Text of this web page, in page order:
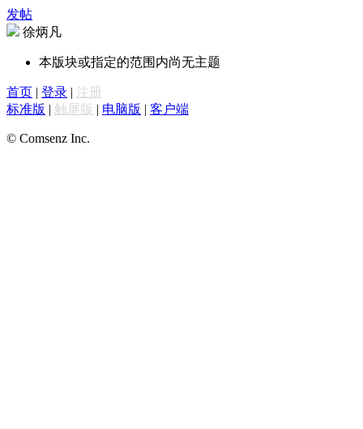
发帖
徐炳凡
本版块或指定的范围内尚无主题
首页 | 登录 | 注册
标准版 | 触屏版 | 电脑版 | 客户端
© Comsenz Inc.